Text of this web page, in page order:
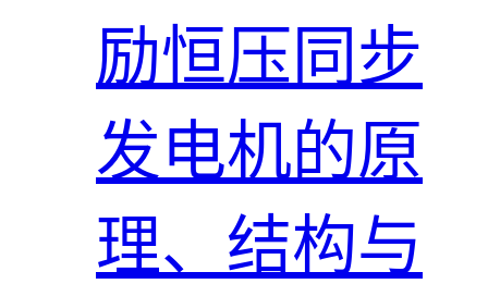
励恒压同步
发电机的原
理、结构与